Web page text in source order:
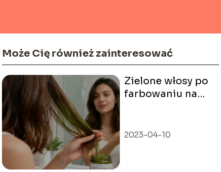
Może Cię również zainteresować
Zielone włosy po
farbowaniu na
2023-04-10